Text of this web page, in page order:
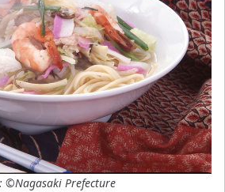
©Nagasaki Prefecture